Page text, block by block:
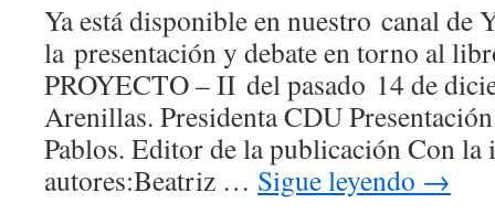
Ya está disponible en nuestro canal de
la presentación y debate en torno al
PROYECTO – II del pasado 14 de
Arenillas. Presidenta CDU
Pablos. Editor de la publicación Con la
autores:Beatriz … Sigue leyendo →